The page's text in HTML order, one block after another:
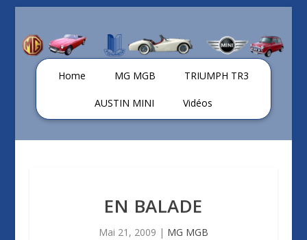
Home MG MGB TRIUMPH TR3
AUSTIN MINI Vidéos
EN BALADE
Mai 21, 2009 | MG MGB